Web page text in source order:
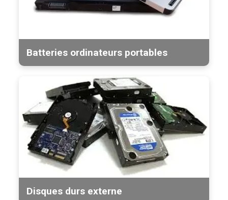
Batteries ordinateurs portables
Disques durs externe